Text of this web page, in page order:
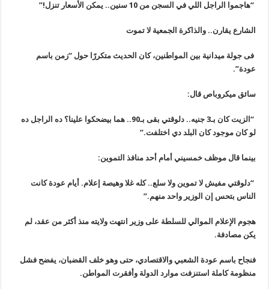
“هاجموا الراجل اللي في السجن من 10 سنين.. يمكن الأسعار تنزل!”
الشارع يقارن.. والذاكرة الجمعية لا تموت
فى جولة ميدانية بين المواطنين، كان الحديث متكررًا حول “زمن باسم
عودة”.
سائق ميكروباص قال:
“الزيت كان بـ3 جنيه.. دلوقتي بقى بـ90.. هما بيضحكوا علينا؟ ده الراجل ده
لو كان موجود كان البلد دي اختلفت.”
بينما قال موظف خمسيني أمام أحد منافذ التموين:
“دلوقتي مفيش لا تموين ولا سلع.. كله غلا وهيصة إعلام. أيام عودة كانت
الناس بتحس إن الوزير واحد منهم.”
هجوم الإعلام الموالي للسلطة على وزير انتهت ولايته منذ أكثر من عقد، لم
يكن مصادفة.
فنجاح باسم عودة الشعبي والاقتصادي، حتى وهو خلف القضبان، يفضح فشل
منظومة كاملة استنزفت موارد الدولة وأفقرت المواطن.